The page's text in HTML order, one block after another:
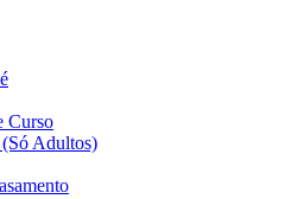
Curso
Adultos)